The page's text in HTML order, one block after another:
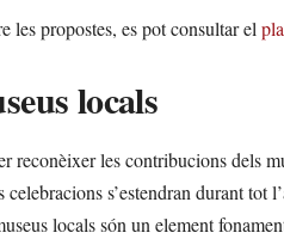
les propostes, es pot consultar el
locals
reconèixer les contribucions dels
s’estendran durant
locals són un element